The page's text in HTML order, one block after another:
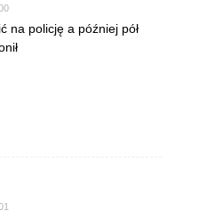
na policję a później pół